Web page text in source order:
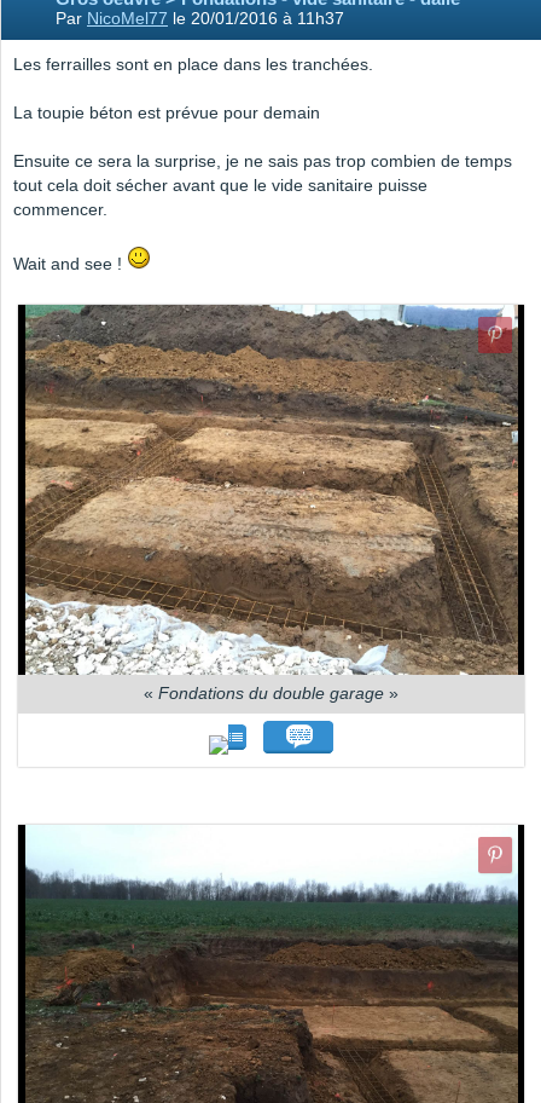
Par NicoMel77 le 20/01/2016 à 11h37
Les ferrailles sont en place dans les tranchées.
La toupie béton est prévue pour demain
Ensuite ce sera la surprise, je ne sais pas trop combien de temps
tout cela doit sécher avant que le vide sanitaire puisse
commencer.
Wait and see !
« Fondations du double garage »